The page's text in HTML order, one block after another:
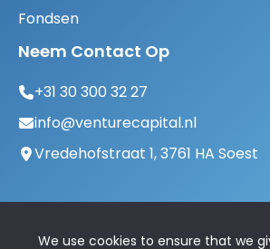
Fondsen
Neem Contact Op
+31 30 300 32 27
info@venturecapital.nl
Vredehofstraat 1, 3761 HA Soest
We use cookies to ensure that we